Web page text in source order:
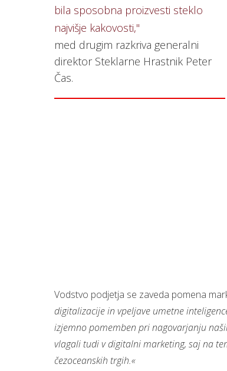
bila sposobna proizvesti steklo
najvišje kakovosti,"
med drugim razkriva generalni
direktor Steklarne Hrastnik Peter
Čas.
Vodstvo podjetja se zaveda pomena
digitalizacije in vpeljave umetne
izjemno pomemben pri nagovarjanju
vlagali tudi v digitalni marketing, saj na
čezoceanskih trgih.«